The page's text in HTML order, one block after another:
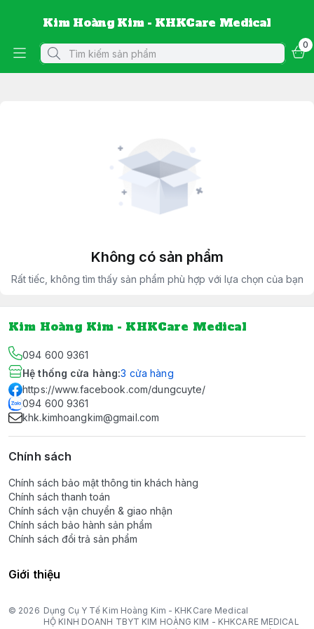
Kim Hoàng Kim - KHKCare Medical
0
Không có sản phẩm
Rất tiếc, không tìm thấy sản phẩm phù hợp với lựa chọn của bạn
Kim Hoàng Kim - KHKCare Medical
094 600 9361
Hệ thống cửa hàng:3 cửa hàng
https://www.facebook.com/dungcuyte/
094 600 9361
khk.kimhoangkim@gmail.com
Chính sách
Chính sách bảo mật thông tin khách hàng
Chính sách thanh toán
Chính sách vận chuyển & giao nhận
Chính sách bảo hành sản phẩm
Chính sách đổi trả sản phẩm
Giới thiệu
© 2026 Dụng Cụ Y Tế Kim Hoàng Kim - KHKCare Medical
HỘ KINH DOANH TBYT KIM HOÀNG KIM - KHKCARE MEDICAL